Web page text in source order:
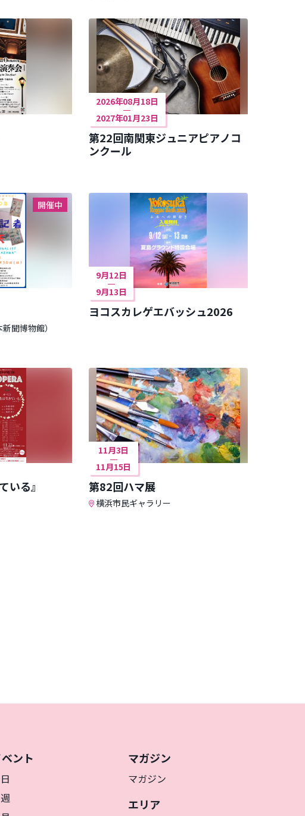
2026年08月18日
2027年01月23日
第22回南関東ジュニアピアノコ
ンクール
開催中
聞博物館）
9月12日
9月13日
ヨコスカレゲエバッシュ2026
いる』
11月3日
11月15日
第82回ハマ展
横浜市民ギャラリー
ント マガジン
マガジン
エリア